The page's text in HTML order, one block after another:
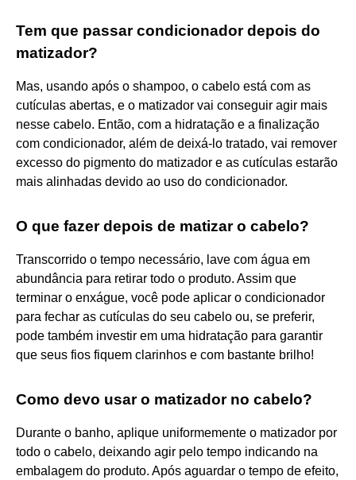
Tem que passar condicionador depois do
matizador?
Mas, usando após o shampoo, o cabelo está com as
cutículas abertas, e o matizador vai conseguir agir mais
nesse cabelo. Então, com a hidratação e a finalização
com condicionador, além de deixá-lo tratado, vai remover
excesso do pigmento do matizador e as cutículas estarão
mais alinhadas devido ao uso do condicionador.
O que fazer depois de matizar o cabelo?
Transcorrido o tempo necessário, lave com água em
abundância para retirar todo o produto. Assim que
terminar o enxágue, você pode aplicar o condicionador
para fechar as cutículas do seu cabelo ou, se preferir,
pode também investir em uma hidratação para garantir
que seus fios fiquem clarinhos e com bastante brilho!
Como devo usar o matizador no cabelo?
Durante o banho, aplique uniformemente o matizador por
todo o cabelo, deixando agir pelo tempo indicando na
embalagem do produto. Após aguardar o tempo de efeito,